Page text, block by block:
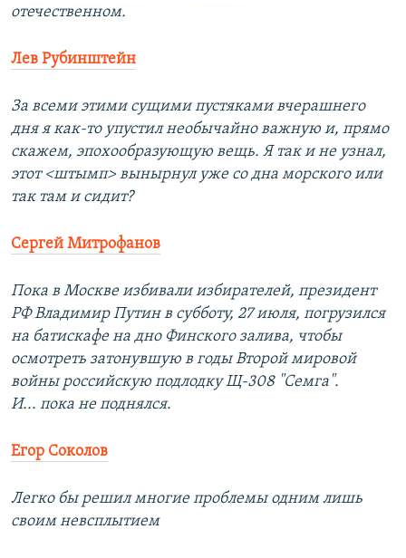
отечественном.
Лев Рубинштейн
За всеми этими сущими пустяками вчерашнего
дня я как-то упустил необычайно важную и, прямо
скажем, эпохообразующую вещь. Я так и не узнал,
этот <штымп> вынырнул уже со дна морского или
так там и сидит?
Сергей Митрофанов
Пока в Москве избивали избирателей, президент
РФ Владимир Путин в субботу, 27 июля, погрузился
на батискафе на дно Финского залива, чтобы
осмотреть затонувшую в годы Второй мировой
войны российскую подлодку Щ-308 "Семга".
И... пока не поднялся.
Егор Соколов
Легко бы решил многие проблемы одним лишь
своим невсплытием